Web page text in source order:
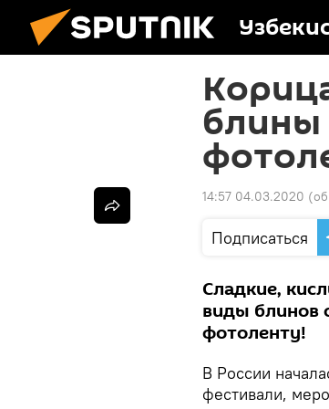
блины
14:57 04.03.2020
Подписаться
Сладкие,
виды блинов
фотоленту!
В России
фестивали,